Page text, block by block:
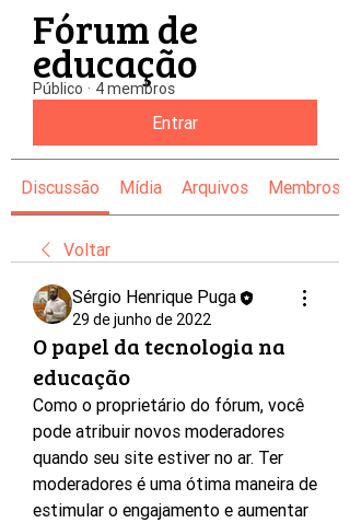
Fórum de
educação
Público · 4 membros
Entrar
Discussão Mídia Arquivos Membros
Voltar
Sérgio Henrique Puga
29 de junho de 2022
O papel da tecnologia na
educação
Como o proprietário do fórum, você
pode atribuir novos moderadores
quando seu site estiver no ar. Ter
moderadores é uma ótima maneira de
estimular o engajamento e aumentar